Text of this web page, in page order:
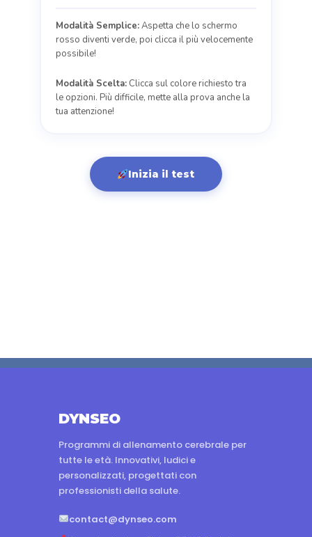
Modalità Semplice:Aspetta che lo schermo
rosso diventi verde, poi clicca il più velocemente
possibile!
Modalità Scelta: Clicca sul colore richiesto tra
le opzioni. Più difficile, mette alla prova anche la
tua attenzione!
Inizia il test
DYNSEO
Programmi di allenamento cerebrale per
tutte le età. Innovativi, ludici e
personalizzati, progettati con
professionisti della salute.
contact@dynseo.com